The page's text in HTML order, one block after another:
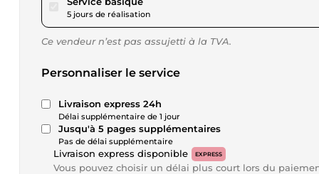
5 jours de réalisation
Ce vendeur n’est pas assujetti à la TVA.
Personnaliser le service
Livraison express 24h
Délai supplémentaire de 1 jour
Jusqu'à 5 pages supplémentaires
Pas de délai supplémentaire
Livraison express disponible EXPRESS
Vous pouvez choisir un délai plus court lors du